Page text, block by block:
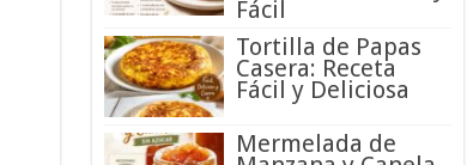
Fácil
Tortilla de Papas
Casera: Receta
Fácil y Deliciosa
Mermelada de